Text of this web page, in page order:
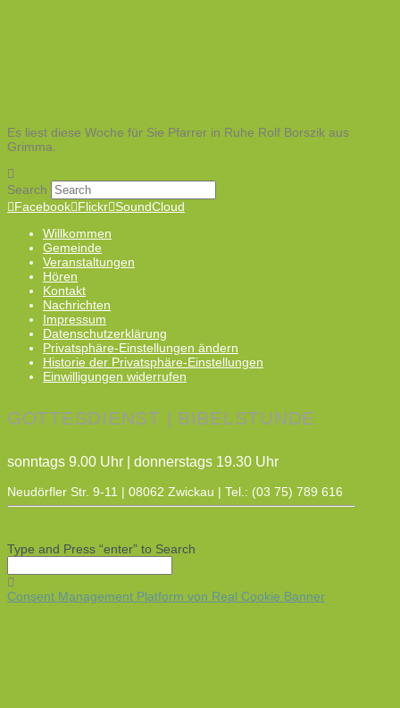
Es liest diese Woche für Sie Pfarrer in Ruhe Rolf Borszik aus
Grimma.
Search
Facebook Flickr SoundCloud
Willkommen
Gemeinde
Veranstaltungen
Hören
Kontakt
Nachrichten
Impressum
Datenschutzerklärung
Privatsphäre-Einstellungen ändern
Historie der Privatsphäre-Einstellungen
Einwilligungen widerrufen
GOTTESDIENST | BIBELSTUNDE
sonntags 9.00 Uhr | donnerstags 19.30 Uhr
Neudörfler Str. 9-11 | 08062 Zwickau | Tel.: (03 75) 789 616
Type and Press “enter” to Search
Consent Management Platform von Real Cookie Banner